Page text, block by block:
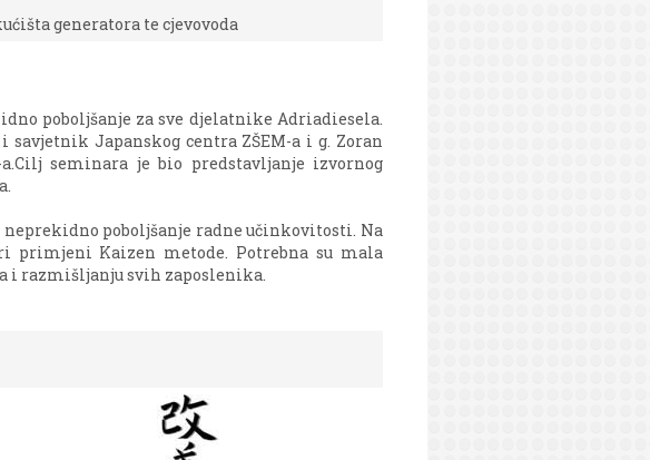
generatora te cjevovoda
poboljšanje za sve djelatnike Adriadiesela.
savjetnik Japanskog centra ZŠEM-a i g. Zoran
seminara je bio predstavljanje izvornog
poboljšanje radne učinkovitosti. Na
primjeni Kaizen metode. Potrebna su mala
i razmišljanju svih zaposlenika.